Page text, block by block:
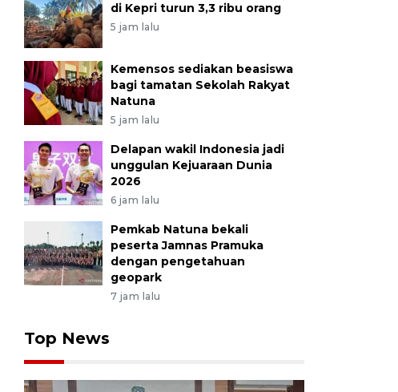
di Kepri turun 3,3 ribu orang
5 jam lalu
Kemensos sediakan beasiswa
bagi tamatan Sekolah Rakyat
Natuna
5 jam lalu
Delapan wakil Indonesia jadi
unggulan Kejuaraan Dunia
2026
6 jam lalu
Pemkab Natuna bekali
peserta Jamnas Pramuka
dengan pengetahuan
geopark
7 jam lalu
Top News